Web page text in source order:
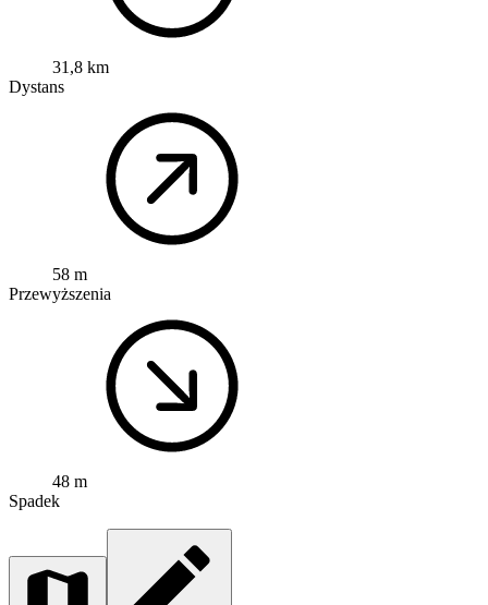
31,8 km
Dystans
58 m
Przewyższenia
48 m
Spadek